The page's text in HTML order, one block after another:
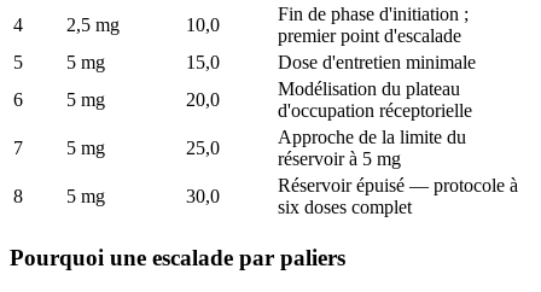
4
2,5 mg 10,0
Fin de phase d'initiation ;
premier point d'escalade
5
5 mg 15,0
Dose d'entretien minimale
6
5 mg 20,0
Modélisation du plateau
d'occupation réceptorielle
7
5 mg 25,0
Approche de la limite du
réservoir à 5 mg
8
5 mg 30,0
Réservoir épuisé — protocole à
six doses complet
Pourquoi une escalade par paliers